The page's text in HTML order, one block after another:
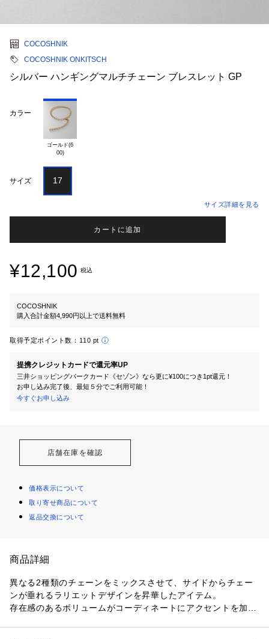
COCOSHNIK
COCOSHNIK ONKITSCH
シルバー ハンギングマルチチェーン ブレスレット GP
カラー
ゴールド(6
00)
サイズ 17
サイズ詳細を見る
カートに追加
¥12,100 税込
COCOSHNIK
購入合計金額4,990円以上で送料無料
取得予定ポイント数： 110 pt
提携クレジットカードで還元率UP
三井ショッピングパークカード《セゾン》なら更に¥100につき1pt還元！
お申し込み完了後、最短５分でご利用可能！
今すぐお申し込み
店舗在庫を確認
価格表示について
取り寄せ商品について
返品交換について
商品詳細
異なる2種類のチェーンをミックスさせて、サイドからチェー
ンが垂れるラリエットデザインを昇華したアイテム。
存在感のあるボリュームがコーディネートにアクセントを加え